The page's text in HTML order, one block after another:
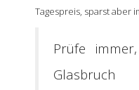
Tagespreis, sparst aber
Prüfe